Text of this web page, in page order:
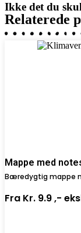
Ikke det du
Relaterede
Mappe med
Bæredygtig mappe
Fra Kr. 9.9 ,-